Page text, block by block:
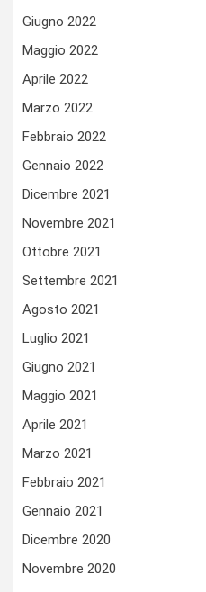
Giugno 2022
Maggio 2022
Aprile 2022
Marzo 2022
Febbraio 2022
Gennaio 2022
Dicembre 2021
Novembre 2021
Ottobre 2021
Settembre 2021
Agosto 2021
Luglio 2021
Giugno 2021
Maggio 2021
Aprile 2021
Marzo 2021
Febbraio 2021
Gennaio 2021
Dicembre 2020
Novembre 2020